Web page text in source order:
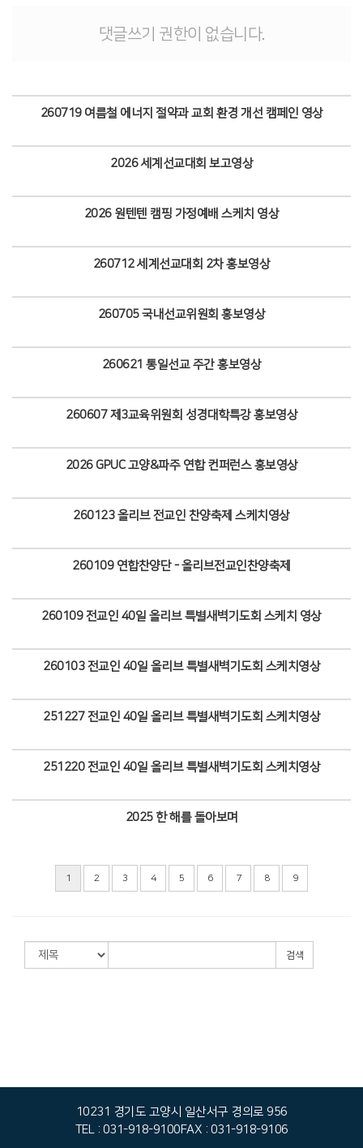
댓글쓰기 권한이 없습니다.
260719 여름철 에너지 절약과 교회 환경 개선 캠페인 영상
2026 세계선교대회 보고영상
2026 원텐텐 캠핑 가정예배 스케치 영상
260712 세계선교대회 2차 홍보영상
260705 국내선교위원회 홍보영상
260621 통일선교 주간 홍보영상
260607 제3교육위원회 성경대학특강 홍보영상
2026 GPUC 고양&파주 연합 컨퍼런스 홍보영상
260123 올리브 전교인 찬양축제 스케치영상
260109 연합찬양단 - 올리브전교인찬양축제
260109 전교인 40일 올리브 특별새벽기도회 스케치 영상
260103 전교인 40일 올리브 특별새벽기도회 스케치영상
251227 전교인 40일 올리브 특별새벽기도회 스케치영상
251220 전교인 40일 올리브 특별새벽기도회 스케치영상
2025 한 해를 돌아보며
1 2 3 4 5 6 7 8 9
검색
10231 경기도 고양시 일산서구 경의로 956
TEL : 031-918-9100FAX : 031-918-9106